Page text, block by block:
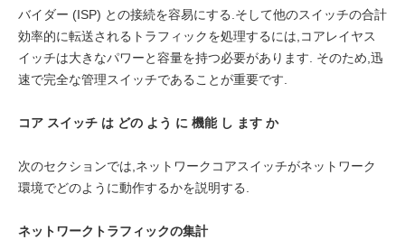
バイダー (ISP) との接続を容易にする.そして他のスイッチの合計
効率的に転送されるトラフィックを処理するには,コアレイヤス
イッチは大きなパワーと容量を持つ必要があります. そのため,迅
速で完全な管理スイッチであることが重要です.
コア スイッチ は どの よう に 機能 し ます か
次のセクションでは,ネットワークコアスイッチがネットワーク
環境でどのように動作するかを説明する.
ネットワークトラフィックの集計